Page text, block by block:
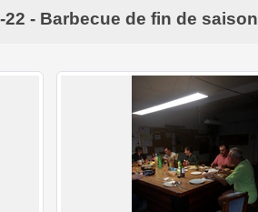
- Barbecue de fin de saison